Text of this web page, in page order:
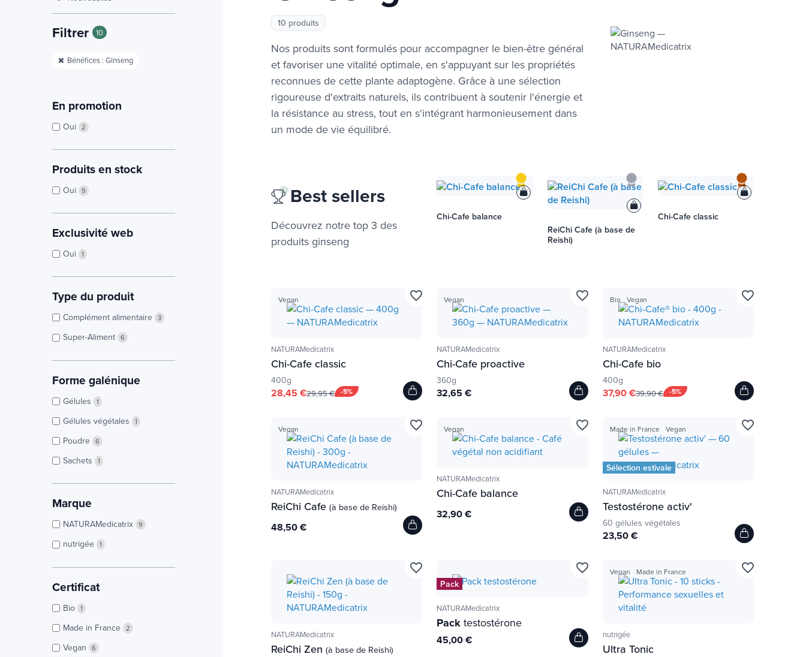
Filtrer 10
Bénéfices : Ginseng
En promotion
Oui 2
Produits en stock
Oui 9
Exclusivité web
Oui 1
Type du produit
Complément alimentaire 3
Super-Aliment 6
Forme galénique
Gélules 1
Gélules végétales 1
Poudre 6
Sachets 1
Marque
NATURAMedicatrix 9
nutrigée 1
Certificat
Bio 1
Made in France 2
Vegan 6
10 produits
Nos produits sont formulés pour accompagner le bien-être général
et favoriser une vitalité optimale, en s'appuyant sur les propriétés
reconnues de cette plante adaptogène. Grâce à une sélection
rigoureuse d'extraits naturels, ils contribuent à soutenir l'énergie et
la résistance au stress, tout en s'intégrant harmonieusement dans
un mode de vie équilibré.
Best sellers
Découvrez notre top 3 des
produits ginseng
Chi-Cafe balance
ReiChi Cafe (à base de
Reishi)
Chi-Cafe classic
Vegan
NATURAMedicatrix
Chi-Cafe classic
400g
-5%
28,45 €29,95 €
favorite_border Vegan
NATURAMedicatrix
Chi-Cafe proactive
360g
32,65 €
favorite_border Bio Vegan
NATURAMedicatrix
Chi-Cafe bio
400g
-5%
37,90 €39,90 €
favorite_border
Vegan
NATURAMedicatrix
ReiChi Cafe (à base de Reishi)
48,50 €
favorite_border Vegan
NATURAMedicatrix
Chi-Cafe balance
32,90 €
favorite_border Made in France Vegan
Sélection estivale
NATURAMedicatrix
Testostérone activ'
60 gélules végétales
23,50 €
favorite_border
NATURAMedicatrix
ReiChi Zen (à base de Reishi)
favorite_border
Pack
NATURAMedicatrix
Pack testostérone
45,00 €
favorite_border Vegan Made in France
nutrigée
Ultra Tonic
favorite_border